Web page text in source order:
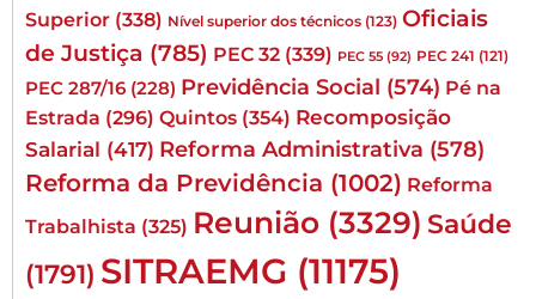
Superior (338) Nível superior dos técnicos (123) Oficiais
de Justiça (785) PEC 32 (339) PEC 55 (92) PEC 241 (121)
PEC 287/16 (228) Previdência Social (574) Pé na
Estrada (296) Quintos (354) Recomposição
Salarial (417) Reforma Administrativa (578)
Reforma da Previdência (1002) Reforma
Trabalhista (325) Reunião (3329) Saúde
(1791) SITRAEMG (11175)